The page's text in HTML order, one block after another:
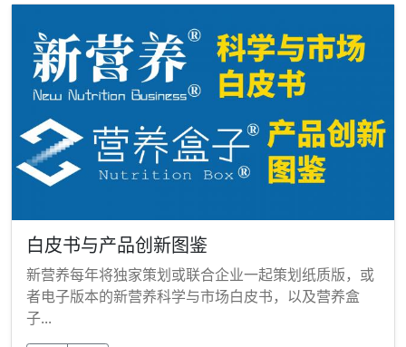
白皮书与产品创新图鉴
新营养每年将独家策划或联合企业一起策划纸质版，或
者电子版本的新营养科学与市场白皮书，以及营养盒
子...